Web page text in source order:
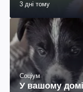
3 дні тому
Соціум
У вашому